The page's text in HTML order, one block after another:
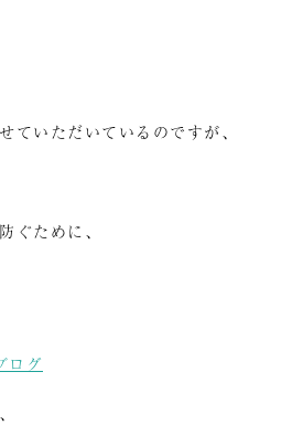
ていただいているのですが、
ぐために、